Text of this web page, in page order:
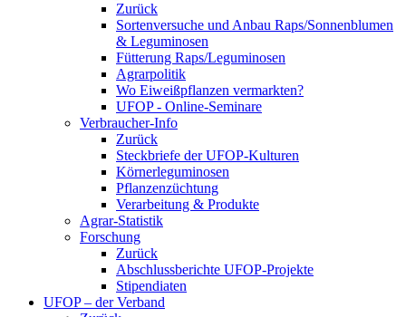
Zurück
Sortenversuche und Anbau Raps/Sonnenblumen
& Leguminosen
Fütterung Raps/Leguminosen
Agrarpolitik
Wo Eiweißpflanzen vermarkten?
UFOP - Online-Seminare
Verbraucher-Info
Zurück
Steckbriefe der UFOP-Kulturen
Körnerleguminosen
Pflanzenzüchtung
Verarbeitung & Produkte
Agrar-Statistik
Forschung
Zurück
Abschlussberichte UFOP-Projekte
Stipendiaten
UFOP – der Verband